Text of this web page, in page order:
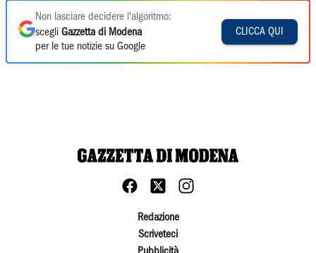
Non lasciare decidere l'algoritmo:
scegli Gazzetta di Modena
per le tue notizie su Google
CLICCA QUI
Redazione
Scriveteci